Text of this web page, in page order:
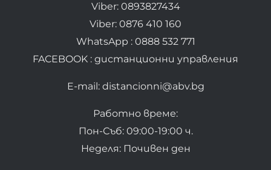
Viber: 0893827434
Viber: 0876 410 160
WhatsApp : 0888 532 771
FACEBOOK : дистанционни управления
E-mail: distancionni@abv.bg
Работно време:
Пон-Съб: 09:00-19:00 ч.
Неделя: Почивен ден